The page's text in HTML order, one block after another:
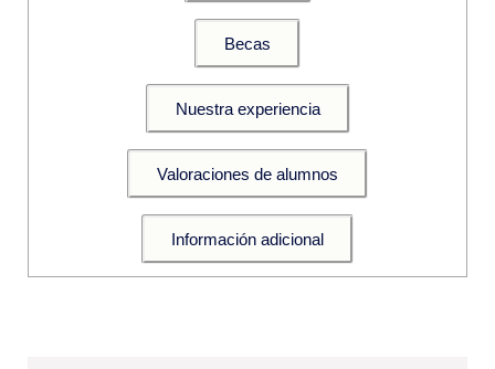
Becas
Nuestra experiencia
Valoraciones de alumnos
Información adicional